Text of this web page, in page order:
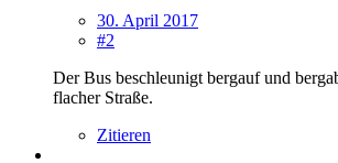
30. April 2017
#2
Der Bus beschleunigt bergauf und
flacher Straße.
Zitieren